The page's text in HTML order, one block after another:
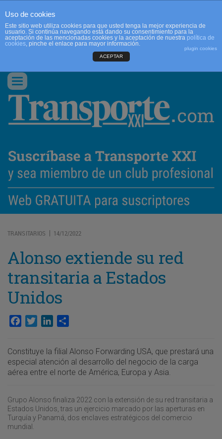
CONTACTO
Conmutar
navegación
TRANSITARIOS | 14/12/2022
Alonso extiende su red
transitaria a Estados
Unidos
Facebook
TwitterLinkedIn
Constituye la filial Alonso Forwarding USA, que prestará una
especial atención al desarrollo del negocio de la carga
aérea entre el norte de América, Europa y Asia.
Grupo Alonso finaliza 2022 con la extensión de su red transitaria a
Estados Unidos, tras un ejercicio marcado por las aperturas en
Turquía y Panamá, dos enclaves estratégicos del comercio
mundial.
Uso de cookies
Este sitio web utiliza cookies para que usted tenga la mejor experiencia de
usuario. Si continúa navegando está dando su consentimiento para la
aceptación de las mencionadas cookies y la aceptación de nuestra política de
cookies, pinche el enlace para mayor información.
plugin cookies
ACEPTAR